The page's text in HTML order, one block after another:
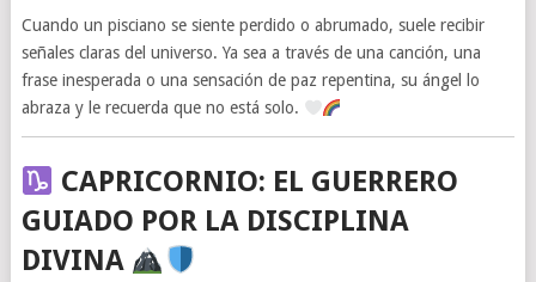
Cuando un pisciano se siente perdido o abrumado, suele recibir
señales claras del universo. Ya sea a través de una canción, una
frase inesperada o una sensación de paz repentina, su ángel lo
abraza y le recuerda que no está solo.
CAPRICORNIO: EL GUERRERO
GUIADO POR LA DISCIPLINA
DIVINA